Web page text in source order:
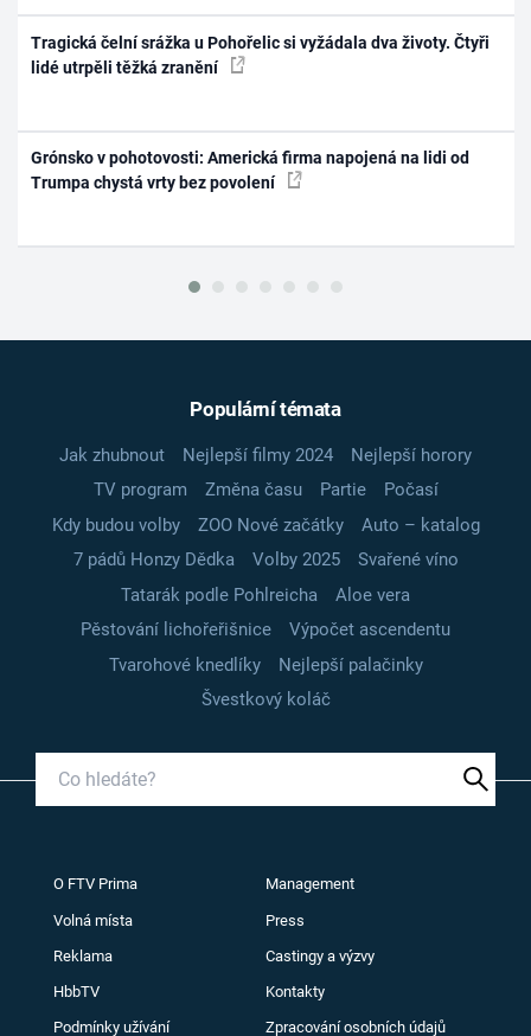
Tragická čelní srážka u Pohořelic si vyžádala dva životy. Čtyři
lidé utrpěli těžká zranění
Grónsko v pohotovosti: Americká firma napojená na lidi od
Trumpa chystá vrty bez povolení
Populární témata
Jak zhubnout Nejlepší filmy 2024
Nejlepší horory
TV program
Změna času Partie
Počasí
Kdy budou volby
ZOO Nové začátky
Auto – katalog
7 pádů Honzy Dědka
Volby 2025
Svařené víno
Tatarák podle Pohlreicha
Aloe vera
Pěstování lichořeřišnice
Výpočet ascendentu
Tvarohové knedlíky
Nejlepší palačinky
Švestkový koláč
O FTV Prima Management
Volná místa Press
Reklama Castingy a výzvy
HbbTV Kontakty
Podmínky užívání Zpracování osobních údajů